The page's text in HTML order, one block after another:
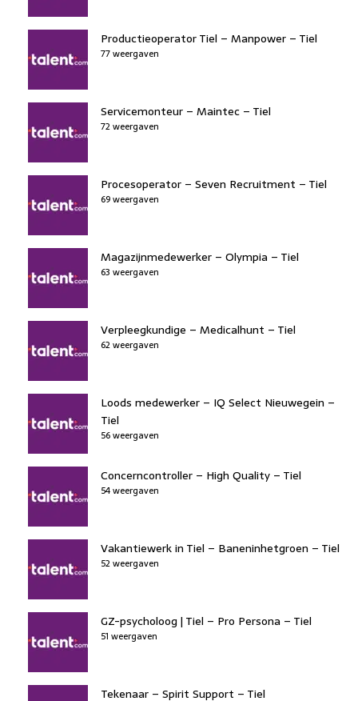
Productieoperator Tiel – Manpower – Tiel
77 weergaven
Servicemonteur – Maintec – Tiel
72 weergaven
Procesoperator – Seven Recruitment – Tiel
69 weergaven
Magazijnmedewerker – Olympia – Tiel
63 weergaven
Verpleegkundige – Medicalhunt – Tiel
62 weergaven
Loods medewerker – IQ Select Nieuwegein –
Tiel
56 weergaven
Concerncontroller – High Quality – Tiel
54 weergaven
Vakantiewerk in Tiel – Baneninhetgroen – Tiel
52 weergaven
GZ-psycholoog | Tiel – Pro Persona – Tiel
51 weergaven
Tekenaar – Spirit Support – Tiel